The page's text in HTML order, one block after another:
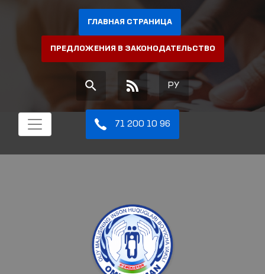
ГЛАВНАЯ СТРАНИЦА
ПРЕДЛОЖЕНИЯ В ЗАКОНОДАТЕЛЬСТВО
РУ
71 200 10 96